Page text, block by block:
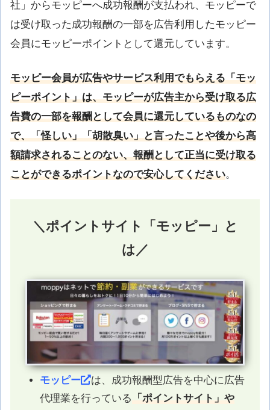
社」からモッピーへ成功報酬が支払われ、モッピーで
は受け取った成功報酬の一部を広告利用したモッピー
会員にモッピーポイントとして還元しています。
モッピー会員が広告やサービス利用でもらえる「モッ
ピーポイント」は、モッピーが広告主から受け取る広
告費の一部を報酬として会員に還元しているものなの
で、「怪しい」「胡散臭い」と言ったことや後から高
額請求されることのない、報酬として正当に受け取る
ことができるポイントなので安心してください。
＼ポイントサイト「モッピー」と
は／
モッピー
は、成功報酬型広告を中心に広告
代理業を行っている 「ポイントサイト」や